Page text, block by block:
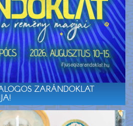
ZARÁNDOKLAT